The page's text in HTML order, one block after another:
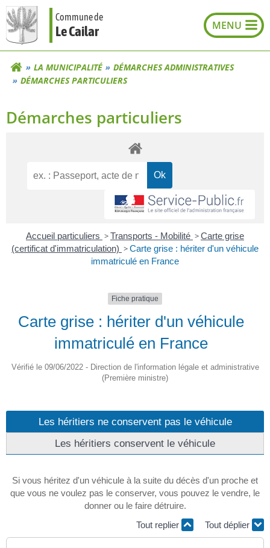
Aller
au
contenu
Commune de
Le Cailar
LA MUNICIPALITÉ
DÉMARCHES ADMINISTRATIVES
DÉMARCHES PARTICULIERS
Démarches particuliers
Accueil particuliers >Transports - Mobilité >Carte grise
(certificat d'immatriculation) >Carte grise : hériter d'un véhicule
immatriculé en France
Fiche pratique
Carte grise : hériter d'un véhicule
immatriculé en France
Vérifié le 09/06/2022 - Direction de l'information légale et administrative
(Première ministre)
Les héritiers ne conservent pas le véhicule
Les héritiers conservent le véhicule
Si vous héritez d'un véhicule à la suite du décès d'un proche et
que vous ne voulez pas le conserver, vous pouvez le vendre, le
donner ou le faire détruire.
Tout replier
Tout déplier